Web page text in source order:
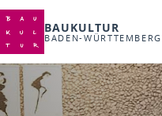
BAUKULTUR
BADEN-WÜRTTEMBERG